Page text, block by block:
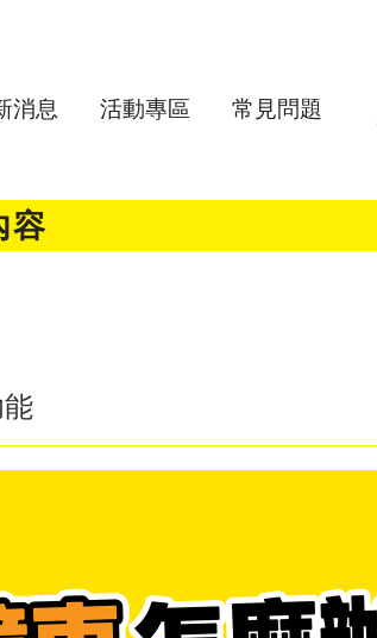
消息 活動專區 常見問題
容